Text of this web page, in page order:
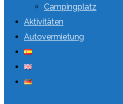
Campingplatz
Aktivitäten
Autovermietung